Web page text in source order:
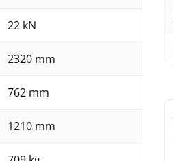
22 kN
2320 mm
762 mm
1210 mm